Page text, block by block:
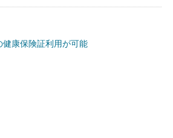
康保険証利用が可能